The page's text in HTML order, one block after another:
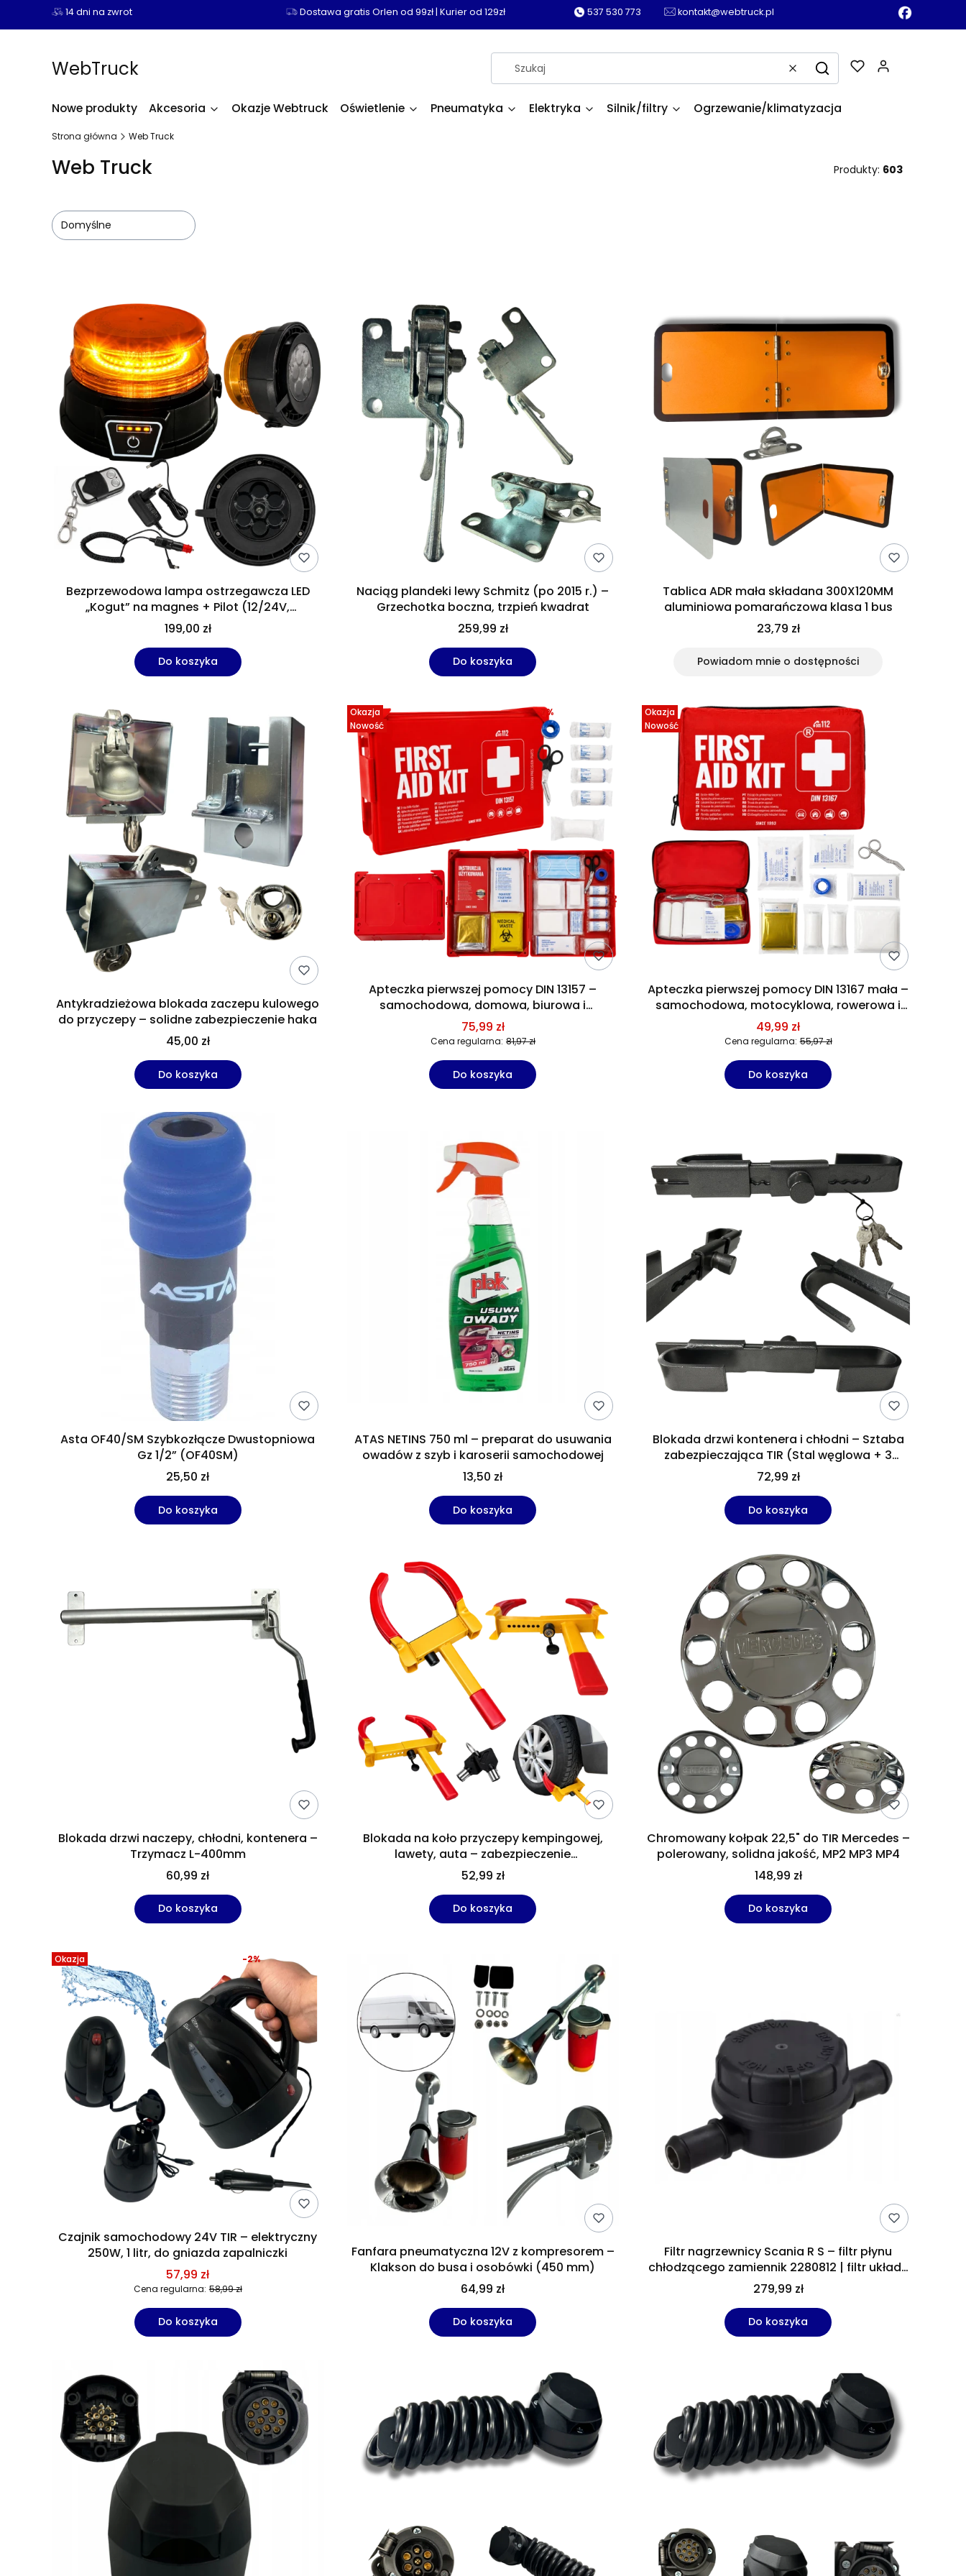
14 dni na zwrot Dostawa gratis Orlen od 99zł | Kurier od 129zł 537 530 773 kontakt@webtruck.pl
WebTruck WyczyśćSzukaj
Nowe produkty Akcesoria Okazje Webtruck Oświetlenie Pneumatyka Elektryka Silnik/filtry Ogrzewanie/klimatyzacja
Strona główna Web Truck
Web Truck Produkty: 603
Domyślne
Bezprzewodowa lampa ostrzegawcza LED
„Kogut” na magnes + Pilot (12/24V,
Akumulator)
199,00 zł
Do koszyka
Naciąg plandeki lewy Schmitz (po 2015 r.) –
Grzechotka boczna, trzpień kwadrat
259,99 zł
Do koszyka
Tablica ADR mała składana 300X120MM
aluminiowa pomarańczowa klasa 1 bus
23,79 zł
Powiadom mnie o dostępności
Antykradzieżowa blokada zaczepu kulowego
do przyczepy – solidne zabezpieczenie haka
45,00 zł
Do koszyka
Okazja
Nowość
Apteczka pierwszej pomocy DIN 13157 –
samochodowa, domowa, biurowa i
przemysłowa
75,99 zł
Cena regularna: 81,97 zł
-7%
Do koszyka
Okazja
Nowość
Apteczka pierwszej pomocy DIN 13167 mała –
samochodowa, motocyklowa, rowerowa i
turystyczna
49,99 zł
Cena regularna: 55,97 zł
-11%
Do koszyka
Asta OF40/SM Szybkozłącze Dwustopniowa
Gz 1/2” (OF40SM)
25,50 zł
Do koszyka
ATAS NETINS 750 ml – preparat do usuwania
owadów z szyb i karoserii samochodowej
13,50 zł
Do koszyka
Blokada drzwi kontenera i chłodni – Sztaba
zabezpieczająca TIR (Stal węglowa + 3
klucze)
72,99 zł
Do koszyka
Blokada drzwi naczepy, chłodni, kontenera –
Trzymacz L-400mm
60,99 zł
Do koszyka
Blokada na koło przyczepy kempingowej,
lawety, auta – zabezpieczenie
antykradzieżowe stalowa
52,99 zł
Do koszyka
Chromowany kołpak 22,5" do TIR Mercedes –
polerowany, solidna jakość, MP2 MP3 MP4
148,99 zł
Do koszyka
Okazja
Czajnik samochodowy 24V TIR – elektryczny
250W, 1 litr, do gniazda zapalniczki
57,99 zł
Cena regularna: 58,99 zł
-2%
Do koszyka
Fanfara pneumatyczna 12V z kompresorem –
Klakson do busa i osobówki (450 mm)
64,99 zł
Do koszyka
Filtr nagrzewnicy Scania R S – filtr płynu
chłodzącego zamiennik 2280812 | filtr układu
chłodzenia Scania
279,99 zł
Do koszyka